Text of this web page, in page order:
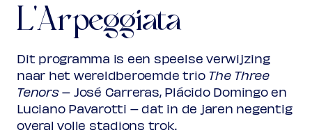
The Three Countertenors
Laatste kaarten
L'Arpeggiata
Dit programma is een speelse verwijzing
naar het wereldberoemde trio The Three
Tenors– José Carreras, Plácido Domingo en
Luciano Pavarotti – dat in de jaren negentig
overal volle stadions trok.
Normaal
€ 51,00
Vriend€ 44,00
Ambassador€ 44,00
Upas / Stadspas Nieuwegein€
10,00
Rang 2
Normaal€ 47,00
Vriend€ 41,00